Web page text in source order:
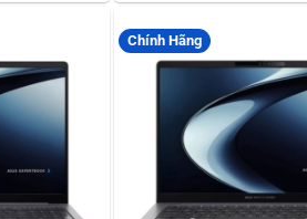
Chính Hãng